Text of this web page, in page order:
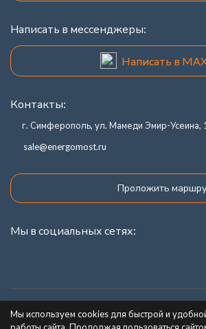
Написать в мессенджеры:
Написать в
Контакты:
г. Симферополь, ул. Мамеди Эмир-Усеина,
sale@energomost.ru
Проложить
Мы в социальных сетях:
Каталог товаров
Мы используем cookies для быстрой и